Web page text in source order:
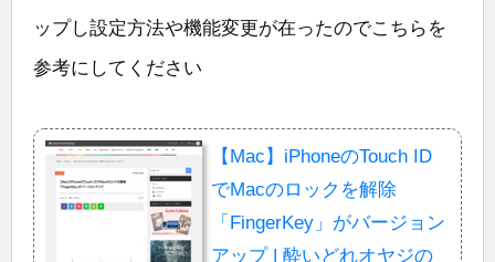
ップし設定方法や機能変更が在ったのでこちらを
参考にしてください
【Mac】iPhoneのTouch ID
でMacのロックを解除
「FingerKey」がバージョン
アップ | 酔いどれオヤジの